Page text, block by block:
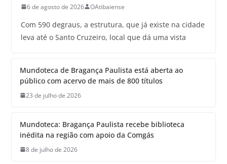
6 de agosto de 2026 OAtibaiense
Com 590 degraus, a estrutura, que já existe na cidade
leva até o Santo Cruzeiro, local que dá uma vista
Mundoteca de Bragança Paulista está aberta ao
público com acervo de mais de 800 títulos
23 de julho de 2026
Mundoteca: Bragança Paulista recebe biblioteca
inédita na região com apoio da Comgás
8 de julho de 2026